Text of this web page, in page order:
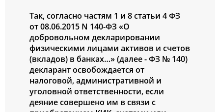
Так, согласно частям 1 и 8 статьи 4 ФЗ
от 08.06.2015 N 140-ФЗ «О
добровольном декларировании
физическими лицами активов и счетов
(вкладов) в банках…» (далее - ФЗ № 140)
декларант освобождается от
налоговой, административной и
уголовной ответственности, если
деяние совершено им в связи с